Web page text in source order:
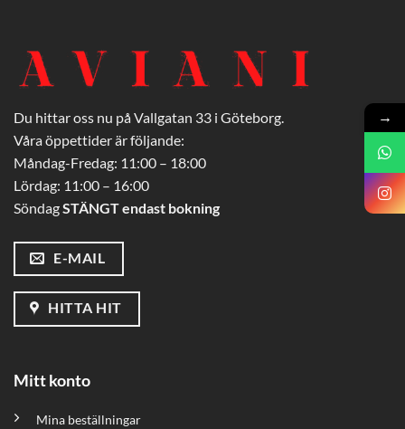
Du hittar oss nu på Vallgatan 33 i Göteborg.
Våra öppettider är följande:
Måndag-Fredag: 11:00 – 18:00
Lördag: 11:00 – 16:00
SöndagSTÄNGT endast bokning
E-MAIL
HITTA HIT
Mitt konto
Mina beställningar
→